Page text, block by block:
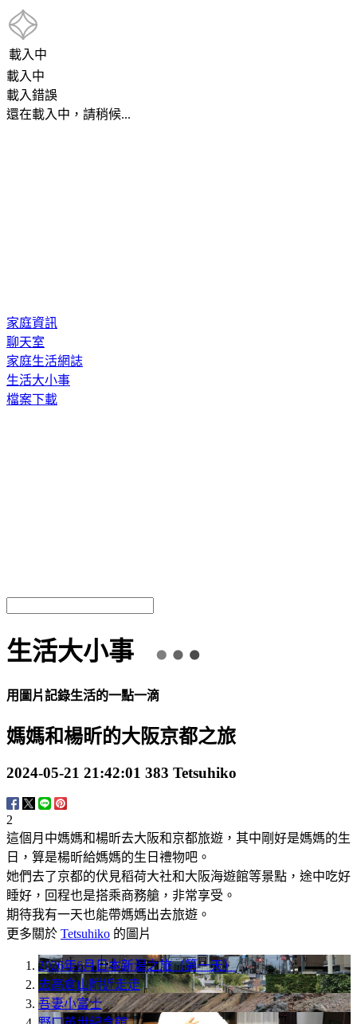
載入中
載入中
載入錯誤
還在載入中，請稍候...
家庭資訊
聊天室
家庭生活網誌
生活大小事
檔案下載
生活大小事
用圖片記錄生活的一點一滴
媽媽和楊昕的大阪京都之旅
2024-05-21 21:42:01 383 Tetsuhiko
2
這個月中媽媽和楊昕去大阪和京都旅遊，其中剛好是媽媽的生
日，算是楊昕給媽媽的生日禮物吧。
她們去了京都的伏見稻荷大社和大阪海遊館等景點，途中吃好
睡好，回程也是搭乘商務艙，非常享受。
期待我有一天也能帶媽媽出去旅遊。
更多關於 Tetsuhiko 的圖片
2026年6月日本新潟之旅（第一天）
去高倉山附近走走
吾妻小富士